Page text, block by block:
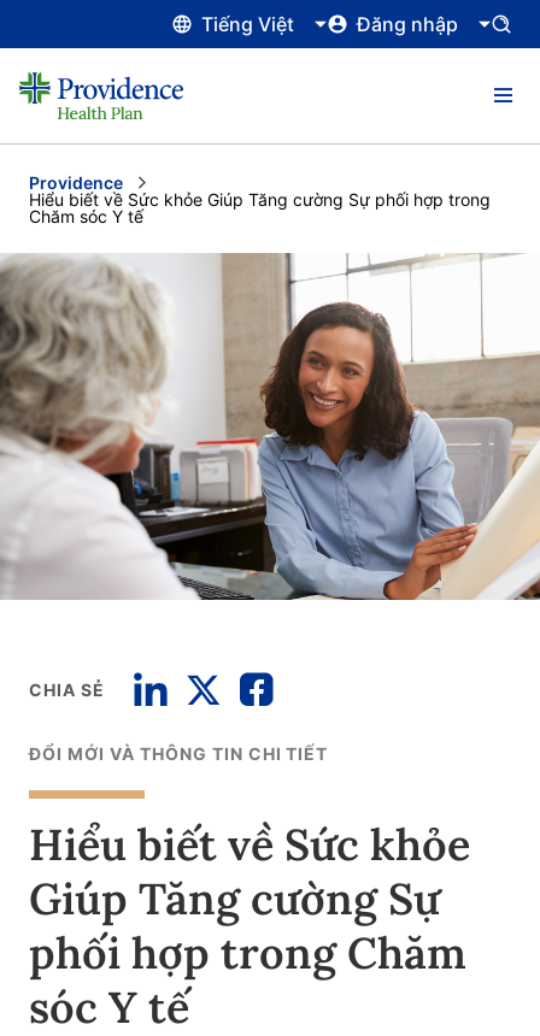
Tiếng Việt Đăng nhập
Providence
Current:
Hiểu biết về Sức khỏe Giúp Tăng cường Sự phối hợp trong
Chăm sóc Y tế
CHIA SẺ
ĐỔI MỚI VÀ THÔNG TIN CHI TIẾT
Hiểu biết về Sức khỏe
Giúp Tăng cường Sự
phối hợp trong Chăm
sóc Y tế